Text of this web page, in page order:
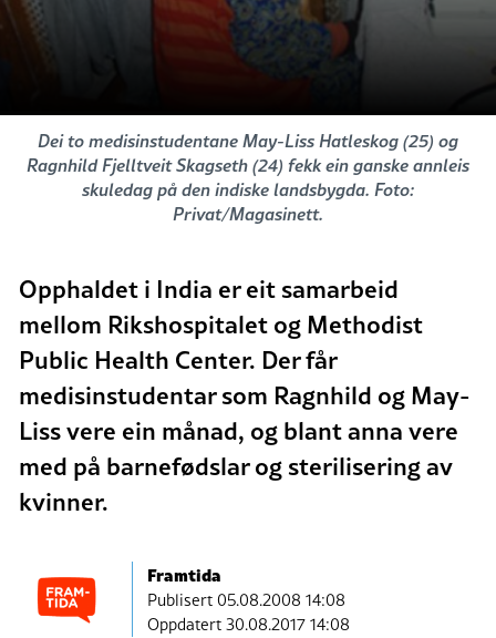
Dei to medisinstudentane May-Liss Hatleskog (25) og
Ragnhild Fjelltveit Skagseth (24) fekk ein ganske annleis
skuledag på den indiske landsbygda. Foto:
Privat/Magasinett.
Opphaldet i India er eit samarbeid
mellom Rikshospitalet og Methodist
Public Health Center. Der får
medisinstudentar som Ragnhild og May-
Liss vere ein månad, og blant anna vere
med på barnefødslar og sterilisering av
kvinner.
Framtida
Publisert05.08.2008 14:08
Oppdatert 30.08.2017 14:08